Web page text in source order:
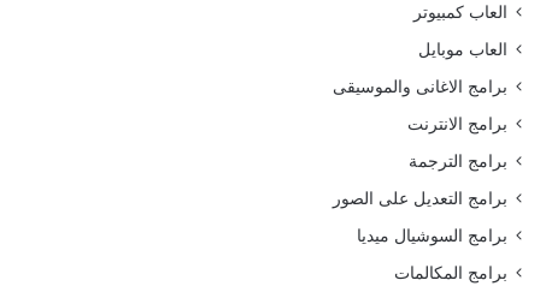
العاب كمبيوتر
العاب موبايل
برامج الاغانى والموسيقى
برامج الانترنت
برامج الترجمة
برامج التعديل على الصور
برامج السوشيال ميديا
برامج المكالمات